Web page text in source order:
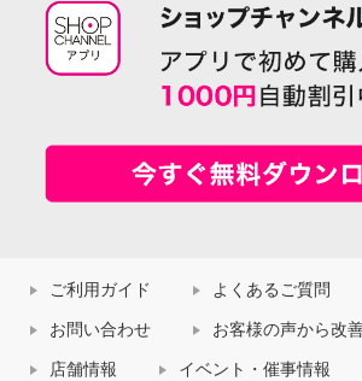
ご利用ガイド よくあるご質問
お問い合わせ お客様の声から改
店舗情報 イベント・催事情報